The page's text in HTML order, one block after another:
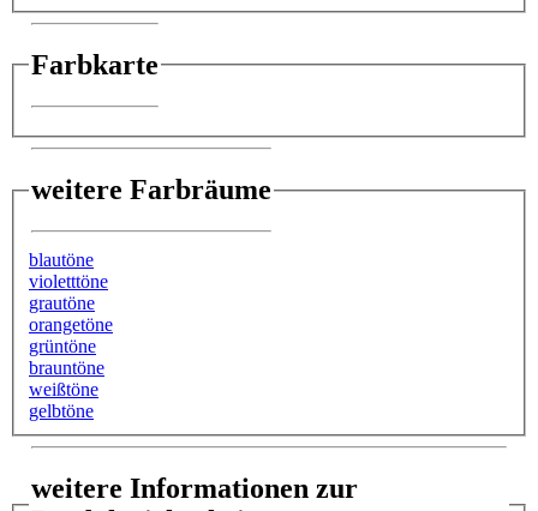
Farbkarte
weitere Farbräume
blautöne
violetttöne
grautöne
orangetöne
grüntöne
brauntöne
weißtöne
gelbtöne
weitere Informationen zur